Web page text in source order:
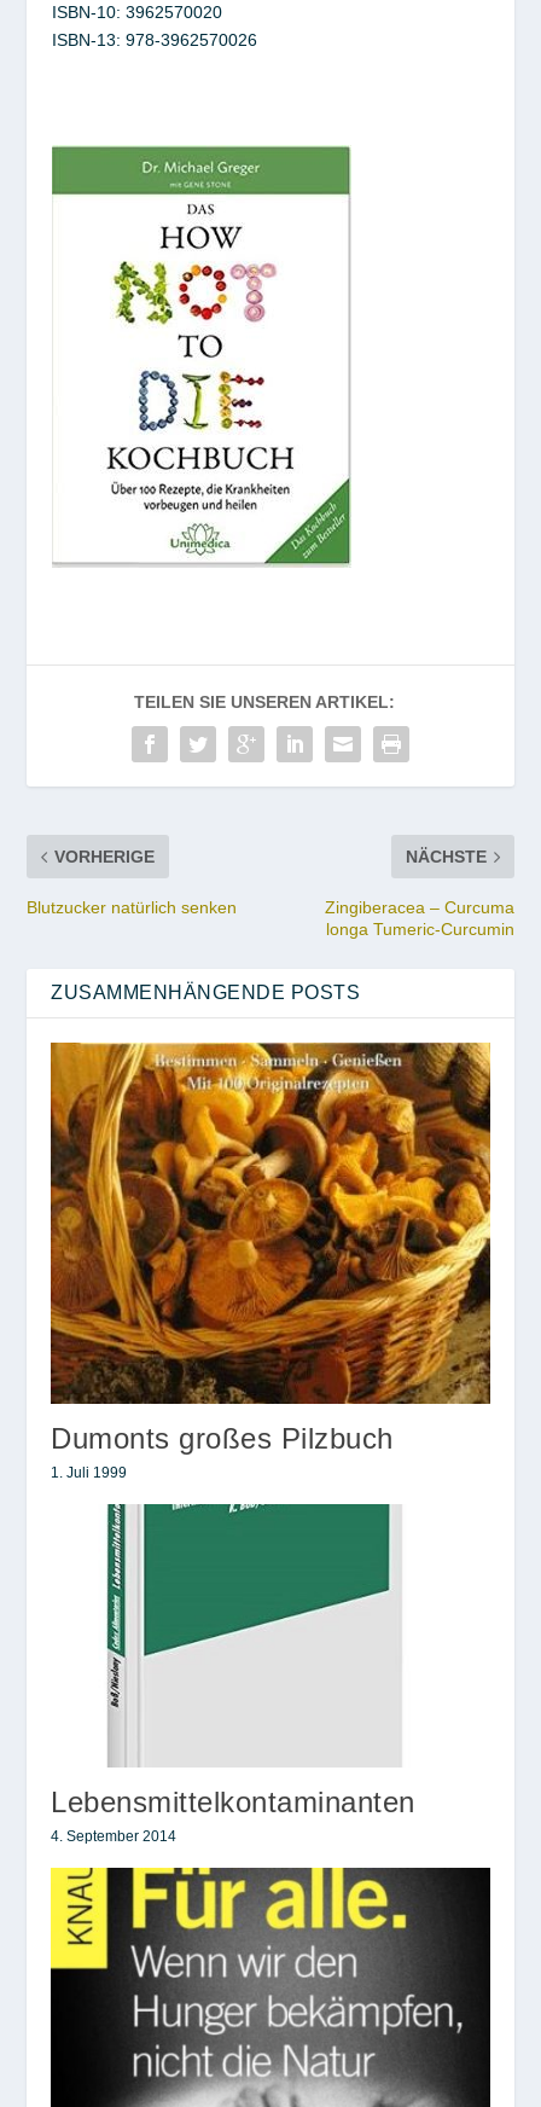
ISBN-10: 3962570020
ISBN-13: 978-3962570026
TEILEN SIE UNSEREN ARTIKEL:
VORHERIGE
Blutzucker natürlich senken
NÄCHSTE
Zingiberacea – Curcuma
longa Tumeric-Curcumin
ZUSAMMENHÄNGENDE POSTS
Dumonts großes Pilzbuch
1. Juli 1999
Lebensmittelkontaminanten
4. September 2014